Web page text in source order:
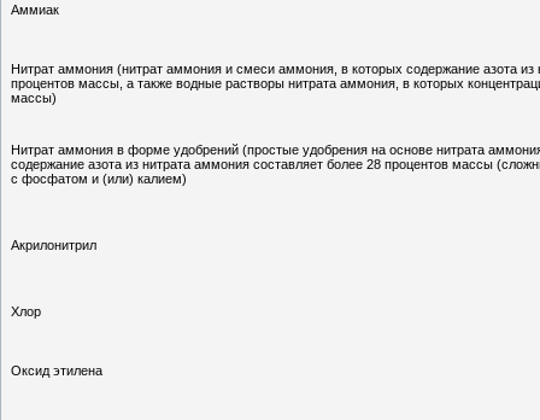
Аммиак
Нитрат аммония (нитрат аммония и смеси аммония, в которых содержание азота из
процентов массы, а также водные растворы нитрата аммония, в которых
массы)
Нитрат аммония в форме удобрений (простые удобрения на основе нитрата
содержание азота из нитрата аммония составляет более 28 процентов массы
с фосфатом и (или) калием)
Акрилонитрил
Хлор
Оксид этилена